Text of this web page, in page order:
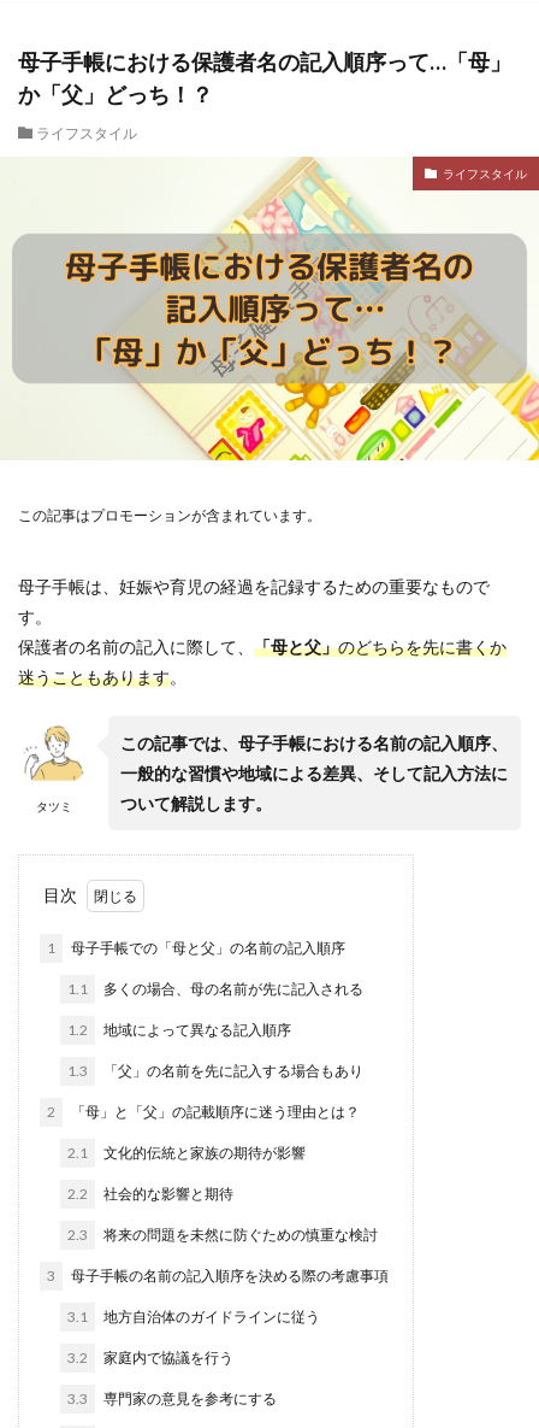
母子手帳における保護者名の記入順序って…「母」
か「父」どっち！？
ライフスタイル
ライフスタイル
この記事はプロモーションが含まれています。
母子手帳は、妊娠や育児の経過を記録するための重要なもので
す。
保護者の名前の記入に際して、 「母と父」のどちらを先に書くか
迷うこともあります。
タツミ
この記事では、母子手帳における名前の記入順序、
一般的な習慣や地域による差異、そして記入方法に
ついて解説します。
目次
1 母子手帳での「母と父」の名前の記入順序
1.1 多くの場合、母の名前が先に記入される
1.2 地域によって異なる記入順序
1.3 「父」の名前を先に記入する場合もあり
2 「母」と「父」の記載順序に迷う理由とは？
2.1 文化的伝統と家族の期待が影響
2.2 社会的な影響と期待
2.3 将来の問題を未然に防ぐための慎重な検討
3 母子手帳の名前の記入順序を決める際の考慮事項
3.1 地方自治体のガイドラインに従う
3.2 家庭内で協議を行う
3.3 専門家の意見を参考にする